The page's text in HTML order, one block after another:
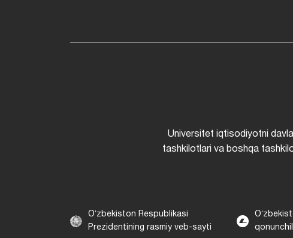
Universitet iqtisodiyotni
tashkilotlari va boshqa
Oʻzbekiston Respublikasi
Prezidentining rasmiy veb-sayti